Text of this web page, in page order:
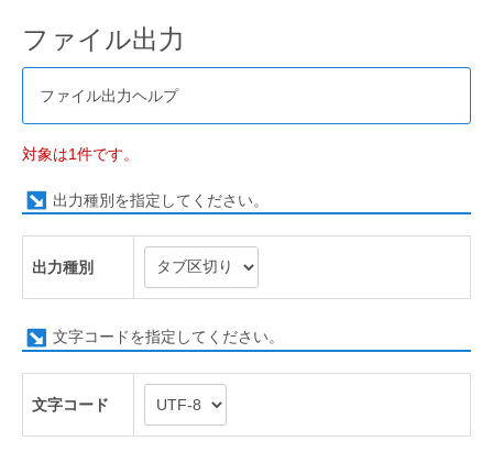
ファイル出力
ファイル出力ヘルプ
対象は1件です。
出力種別を指定してください。
出力種別
文字コードを指定してください。
文字コード